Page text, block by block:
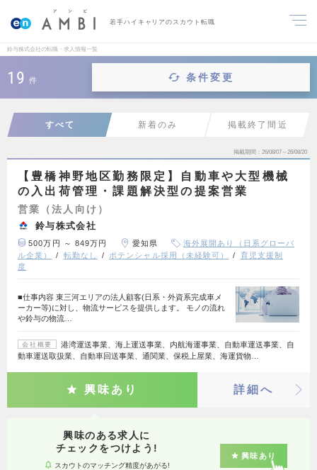
若手ハイキャリアのスカウト転職
鈴与株式会社の転職・求人情報一覧
19 件 条件変更
すべて 新着のみ 掲載終了間近
掲載期間 26/08/07～26/08/20
【豊橋神野地区勤務限定】自動車や大型機械
の入出荷管理・課題解決型の提案営業
営業（法人向け）
鈴与株式会社
500万円 ～ 849万円 愛知県
海外展開あり（日系グローバ
ル企業）
転勤なし ポテンシャル採用（未経験可）
育児支援制
度
■仕事内容 東三河エリアの法人顧客(日系・外資系完成車メ
ーカー等)に対し、物流サービスを提供します。 モノの流れ
や鈴与の物流…
会社概要
港湾運送事業、海上運送事業、内航海運事業、自動車運送事業、自
動車運送取扱業、自動車回送事業、通関業、保税上屋業、海運貨物…
興味あり 詳細へ
興味のある求人に
チェックをつけよう!
スカウトのマッチング精度があがる!
興味あり